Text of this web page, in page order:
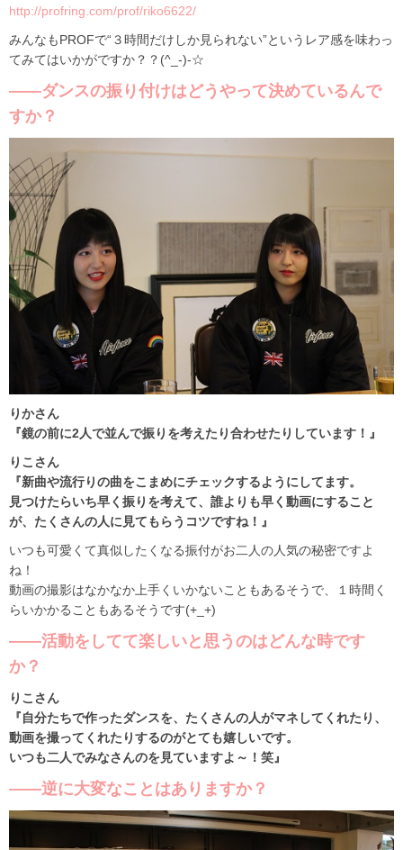
http://profring.com/prof/riko6622/
みんなもPROFで“３時間だけしか見られない”というレア感を味わっ
てみてはいかがですか？？(^_-)-☆
――ダンスの振り付けはどうやって決めているんで
すか？
りかさん
『鏡の前に2人で並んで振りを考えたり合わせたりしています！』
りこさん
『新曲や流行りの曲をこまめにチェックするようにしてます。
見つけたらいち早く振りを考えて、誰よりも早く動画にすること
が、たくさんの人に見てもらうコツですね！』
いつも可愛くて真似したくなる振付がお二人の人気の秘密ですよ
ね！
動画の撮影はなかなか上手くいかないこともあるそうで、１時間く
らいかかることもあるそうです(+_+)
――活動をしてて楽しいと思うのはどんな時です
か？
りこさん
『自分たちで作ったダンスを、たくさんの人がマネしてくれたり、
動画を撮ってくれたりするのがとても嬉しいです。
いつも二人でみなさんのを見ていますよ～！笑』
――逆に大変なことはありますか？